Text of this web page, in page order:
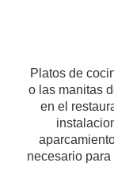
Platos de
o las manitas
en el
necesario